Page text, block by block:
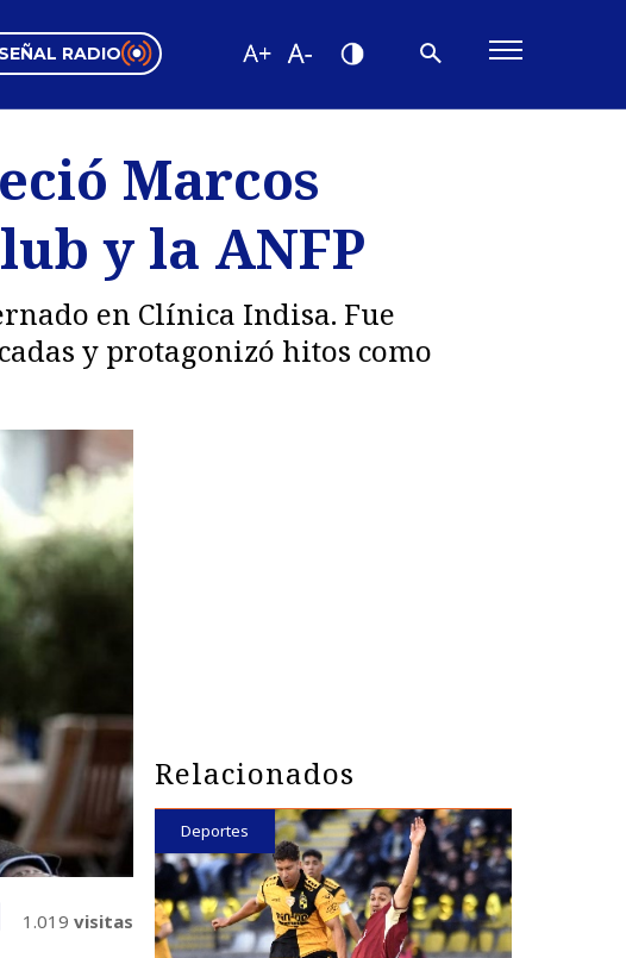
SEÑAL RADIO
Tendencias
Videos
Marcos
y la ANFP
en Clínica Indisa. Fue
y protagonizó hitos como
1.019 visitas
Relacionados
Deportes